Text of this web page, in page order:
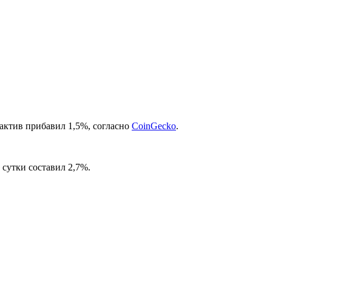
прибавил 1,5%, согласно CoinGecko.
составил 2,7%.